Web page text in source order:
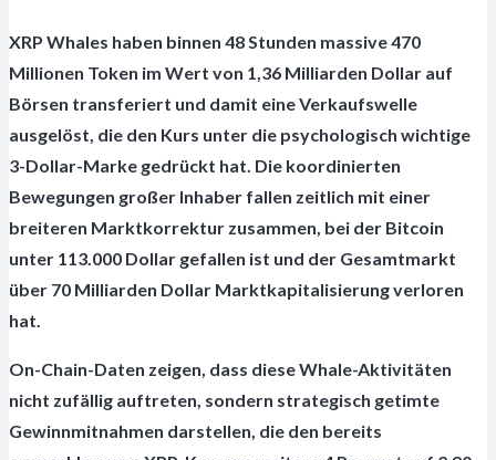
XRP Whales haben binnen 48 Stunden massive 470
Millionen Token im Wert von 1,36 Milliarden Dollar auf
Börsen transferiert und damit eine Verkaufswelle
ausgelöst, die den Kurs unter die psychologisch wichtige
3-Dollar-Marke gedrückt hat. Die koordinierten
Bewegungen großer Inhaber fallen zeitlich mit einer
breiteren Marktkorrektur zusammen, bei der Bitcoin
unter 113.000 Dollar gefallen ist und der Gesamtmarkt
über 70 Milliarden Dollar Marktkapitalisierung verloren
hat.
On-Chain-Daten zeigen, dass diese Whale-Aktivitäten
nicht zufällig auftreten, sondern strategisch getimte
Gewinnmitnahmen darstellen, die den bereits